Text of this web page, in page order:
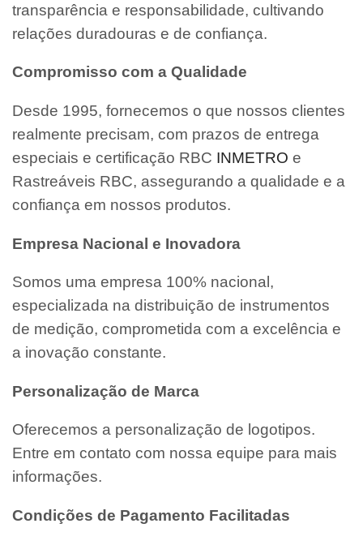
transparência e responsabilidade, cultivando
relações duradouras e de confiança.
Compromisso com a Qualidade
Desde 1995, fornecemos o que nossos clientes
realmente precisam, com prazos de entrega
especiais e certificação RBC INMETRO e
Rastreáveis RBC, assegurando a qualidade e a
confiança em nossos produtos.
Empresa Nacional e Inovadora
Somos uma empresa 100% nacional,
especializada na distribuição de instrumentos
de medição, comprometida com a excelência e
a inovação constante.
Personalização de Marca
Oferecemos a personalização de logotipos.
Entre em contato com nossa equipe para mais
informações.
Condições de Pagamento Facilitadas